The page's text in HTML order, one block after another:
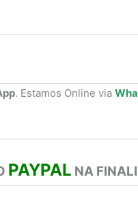
. Estamos Online via
PAYPAL NA